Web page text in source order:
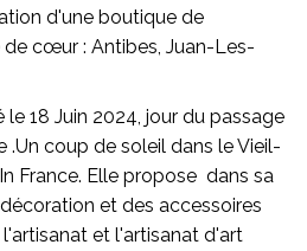
d'une boutique de
cœur : Antibes, Juan-Les-
le 18 Juin 2024, jour du passage
coup de soleil dans le Vieil-
France. Elle propose dans sa
et des accessoires
et l'artisanat d'art